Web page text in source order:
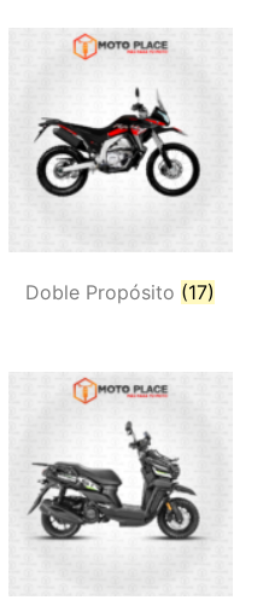
Doble Propósito (17)